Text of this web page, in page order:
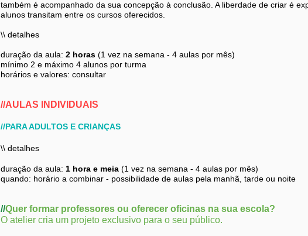
também é acompanhado da sua concepção à conclusão. A liberdade de criar é
alunos transitam entre os cursos oferecidos.
\\ detalhes
duração da aula: 2 horas (1 vez na semana - 4 aulas por mês)
mínimo 2 e máximo 4 alunos por turma
horários e valores: consultar
//AULAS INDIVIDUAIS
//PARA ADULTOS E CRIANÇAS
\\ detalhes
duração da aula: 1 hora e meia (1 vez na semana - 4 aulas por mês)
quando: horário a combinar - possibilidade de aulas pela manhã, tarde ou noite
//Quer formar professores ou oferecer oficinas na sua escola?
O atelier cria um projeto exclusivo para o seu público.